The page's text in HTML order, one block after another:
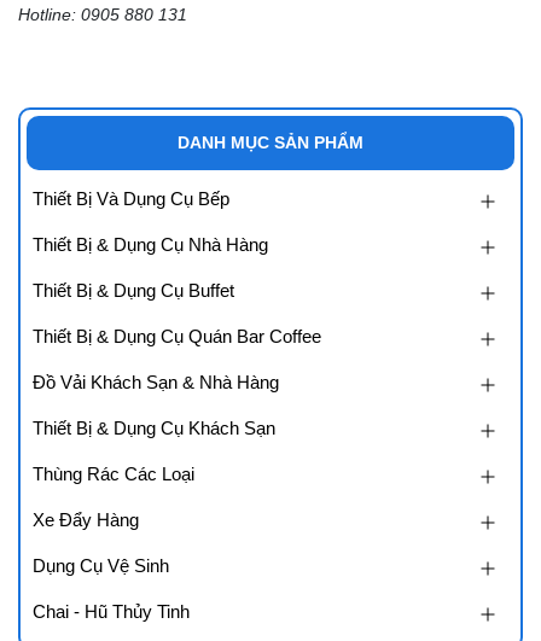
Hotline: 0905 880 131
DANH MỤC SẢN PHẨM
Thiết Bị Và Dụng Cụ Bếp
Thiết Bị & Dụng Cụ Nhà Hàng
Thiết Bị & Dụng Cụ Buffet
Thiết Bị & Dụng Cụ Quán Bar Coffee
Đồ Vải Khách Sạn & Nhà Hàng
Thiết Bị & Dụng Cụ Khách Sạn
Thùng Rác Các Loại
Xe Đẩy Hàng
Dụng Cụ Vệ Sinh
Chai - Hũ Thủy Tinh